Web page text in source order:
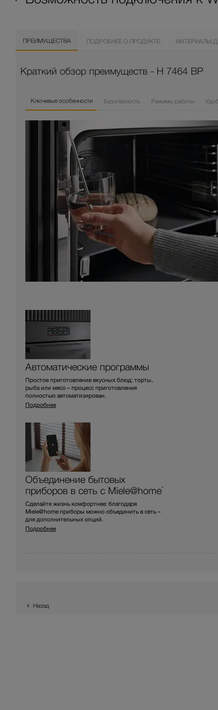
ПРЕИМУЩЕСТВА ПОДРОБНЕЕ О ПРОДУКТЕ МАТЕРИАЛЫ
Краткий обзор преимуществ - H 7464 BP
Ключевые особенности Безопасность Режимы работы
Автоматические программы
Простое приготовление вкусных блюд: торты,
рыба или мясо – процесс приготовления
полностью автоматизирован.
Подробнее
Объединение бытовых
приборов в сеть с Miele@home*
Сделайте жизнь комфортнее: благодаря
Miele@home приборы можно объединить в сеть –
для дополнительных опций.
Подробнее
Назад